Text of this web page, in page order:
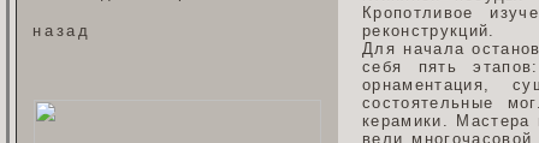
назад
Кропотливое
реконструкций.
Для начала
себя пять
орнаментация,
состоятельные
керамики.
вели